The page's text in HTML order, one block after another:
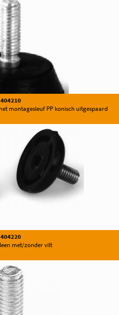
404210
montagesleuf PP konisch uitgespaard
404220
met/zonder vilt